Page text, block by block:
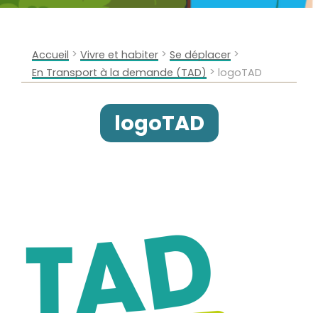
Accueil > Vivre et habiter > Se déplacer >
En Transport à la demande (TAD) > logoTAD
logoTAD